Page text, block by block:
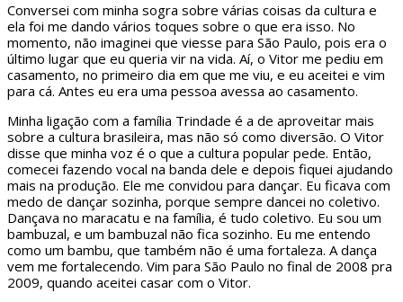
Conversei com minha sogra sobre várias coisas da cultura e
ela foi me dando vários toques sobre o que era isso. No
momento, não imaginei que viesse para São Paulo, pois era o
último lugar que eu queria vir na vida. Aí, o Vitor me pediu em
casamento, no primeiro dia em que me viu, e eu aceitei e vim
para cá. Antes eu era uma pessoa avessa ao casamento.
Minha ligação com a família Trindade é a de aproveitar mais
sobre a cultura brasileira, mas não só como diversão. O Vitor
disse que minha voz é o que a cultura popular pede. Então,
comecei fazendo vocal na banda dele e depois fiquei ajudando
mais na produção. Ele me convidou para dançar. Eu ficava com
medo de dançar sozinha, porque sempre dancei no coletivo.
Dançava no maracatu e na família, é tudo coletivo. Eu sou um
bambuzal, e um bambuzal não fica sozinho. Eu me entendo
como um bambu, que também não é uma fortaleza. A dança
vem me fortalecendo. Vim para São Paulo no final de 2008 pra
2009, quando aceitei casar com o Vitor.